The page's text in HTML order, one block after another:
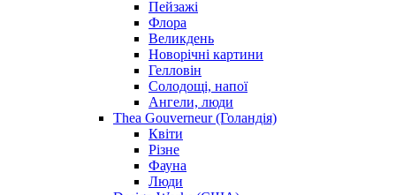
Пейзажі
Флора
Великдень
Новорічні картини
Гелловін
Солодощі, напої
Ангели, люди
Thea Gouverneur (Голандія)
Квіти
Різне
Фауна
Люди